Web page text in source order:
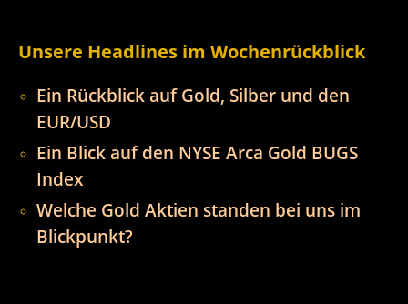
Unsere Headlines im Wochenrückblick
Ein Rückblick auf Gold, Silber und den
EUR/USD
Ein Blick auf den NYSE Arca Gold BUGS
Index
Welche Gold Aktien standen bei uns im
Blickpunkt?